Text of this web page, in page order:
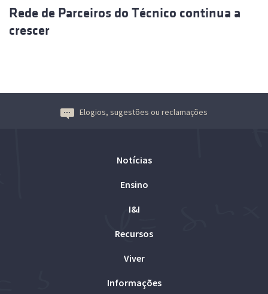
Rede de Parceiros do Técnico continua a
crescer
Elogios, sugestões ou reclamações
Notícias
Ensino
I&I
Recursos
Viver
Informações